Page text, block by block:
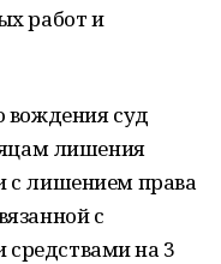
работ и
вождения суд
лишения
с лишением права
с
на 3